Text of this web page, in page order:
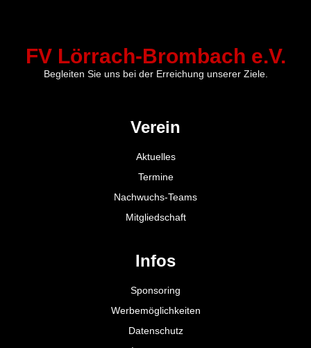
FV Lörrach-Brombach e.V.
Begleiten Sie uns bei der Erreichung unserer Ziele.
Verein
Aktuelles
Termine
Nachwuchs-Teams
Mitgliedschaft
Infos
Sponsoring
Werbemöglichkeiten
Datenschutz